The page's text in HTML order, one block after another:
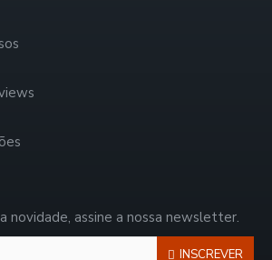
novidade, assine a nossa newsletter.
INSCREVER